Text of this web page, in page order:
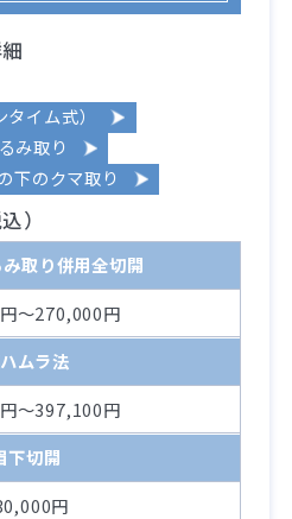
イム式）
み取り
下のクマ取り
）
取り併用全切開
～270,000円
ムラ法
～397,100円
下切開
円